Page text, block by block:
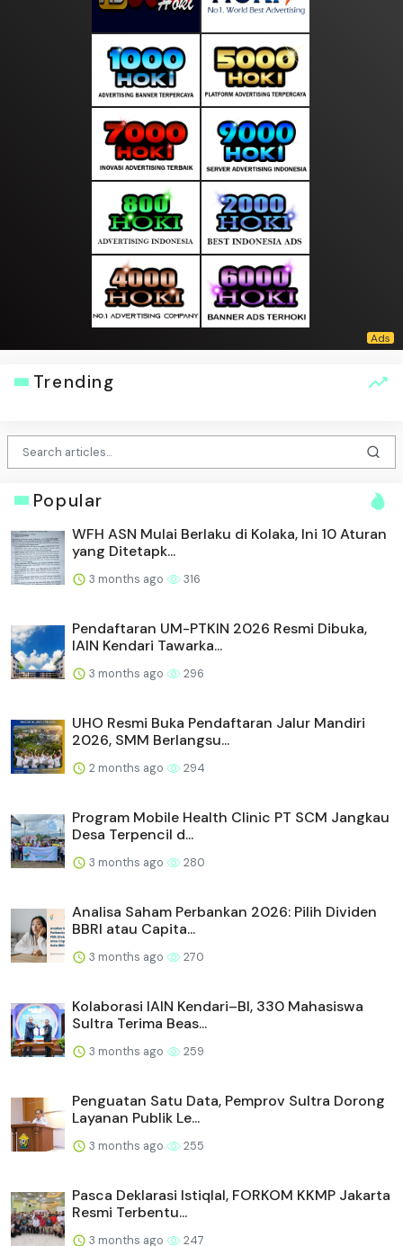
Trending
Popular
WFH ASN Mulai Berlaku di Kolaka, Ini 10 Aturan
yang Ditetapk...
3 months ago 316
Pendaftaran UM-PTKIN 2026 Resmi Dibuka,
IAIN Kendari Tawarka...
3 months ago 296
UHO Resmi Buka Pendaftaran Jalur Mandiri
2026, SMM Berlangsu...
2 months ago 294
Program Mobile Health Clinic PT SCM Jangkau
Desa Terpencil d...
3 months ago 280
Analisa Saham Perbankan 2026: Pilih Dividen
BBRI atau Capita...
3 months ago 270
Kolaborasi IAIN Kendari–BI, 330 Mahasiswa
Sultra Terima Beas...
3 months ago 259
Penguatan Satu Data, Pemprov Sultra Dorong
Layanan Publik Le...
3 months ago 255
Pasca Deklarasi Istiqlal, FORKOM KKMP Jakarta
Resmi Terbentu...
3 months ago 247